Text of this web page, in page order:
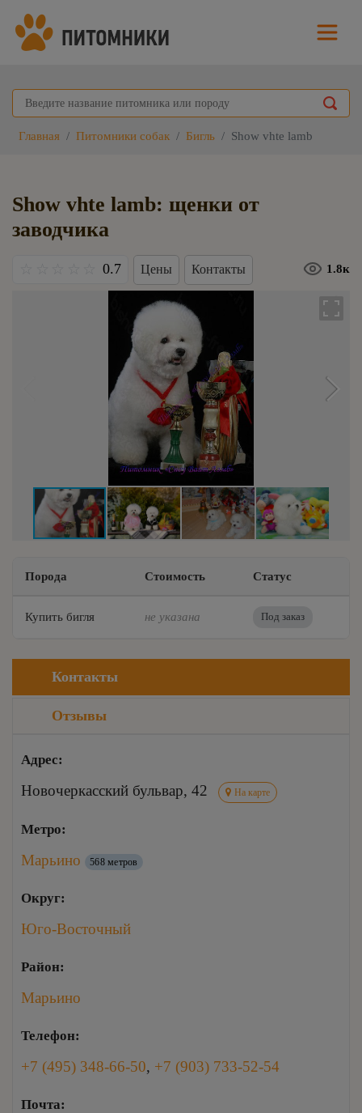
Главная Питомники собак Бигль Show vhte lamb
Show vhte lamb: щенки от
заводчика
1.8к
0.7 Цены Контакты
Порода Стоимость Статус
Купить бигля не указана Под заказ
Контакты
Отзывы
Адрес:
Новочеркасский бульвар, 42 На карте
Метро:
Марьино 568 метров
Округ:
Юго-Восточный
Район:
Марьино
Телефон:
+7 (495) 348-66-50, +7 (903) 733-52-54
Почта: